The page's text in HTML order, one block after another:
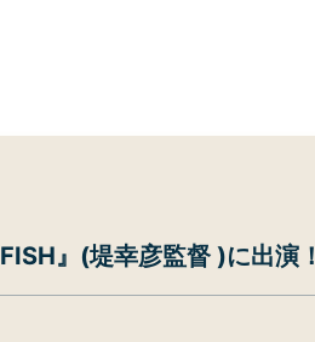
』(堤幸彦監督 )に出演！